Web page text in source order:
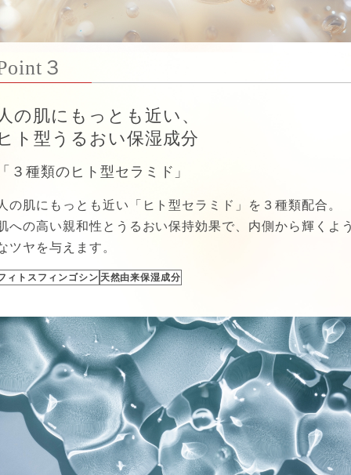
３
の肌にもっとも近い、
ト型うるおい保湿成分
３種類のヒト型セラミド」
の肌にもっとも近い「ヒト型セラミド」を３種類配合。
への高い親和性とうるおい保持効果で、内側から輝くよ
ツヤを与えます。
ィトスフィンゴシン 天然由来保湿成分